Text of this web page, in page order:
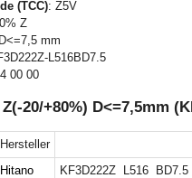
(TCC): Z5V
Z
mm
L516BD7.5
00 00
20/+80%) D<=7,5mm
Hersteller
Hitano
KF3D222Z L516